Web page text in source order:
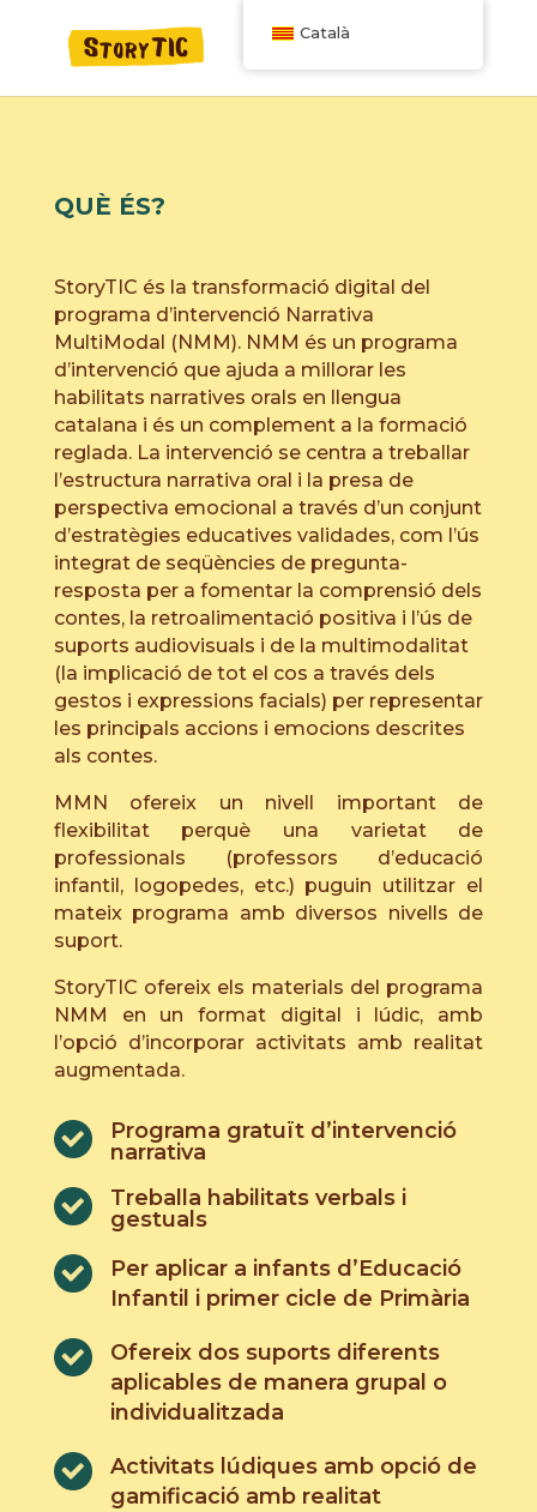
QUÈ ÉS?
StoryTIC és la transformació digital del
programa d’intervenció Narrativa
MultiModal (NMM). NMM és un programa
d’intervenció que ajuda a millorar les
habilitats narratives orals en llengua
catalana i és un complement a la formació
reglada. La intervenció se centra a treballar
l’estructura narrativa oral i la presa de
perspectiva emocional a través d’un conjunt
d’estratègies educatives validades, com l’ús
integrat de seqüències de pregunta-
resposta per a fomentar la comprensió dels
contes, la retroalimentació positiva i l’ús de
suports audiovisuals i de la multimodalitat
(la implicació de tot el cos a través dels
gestos i expressions facials) per representar
les principals accions i emocions descrites
als contes.
MMN ofereix un nivell important de
flexibilitat perquè una varietat de
professionals (professors d’educació
infantil, logopedes, etc.) puguin utilitzar el
mateix programa amb diversos nivells de
suport.
StoryTIC ofereix els materials del programa
NMM en un format digital i lúdic, amb
l’opció d’incorporar activitats amb realitat
augmentada.
Programa gratuït d’intervenció
narrativa
Treballa habilitats verbals i
gestuals
Per aplicar a infants d’Educació
Infantil i primer cicle de Primària
Ofereix dos suports diferents
aplicables de manera grupal o
individualitzada
Activitats lúdiques amb opció de
gamificació amb realitat
Català